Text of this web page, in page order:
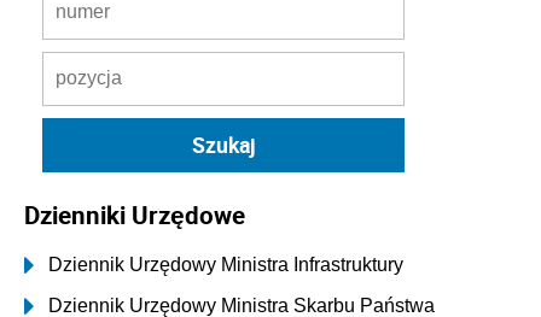
Dzienniki Urzędowe
Dziennik Urzędowy Ministra Infrastruktury
Dziennik Urzędowy Ministra Skarbu Państwa